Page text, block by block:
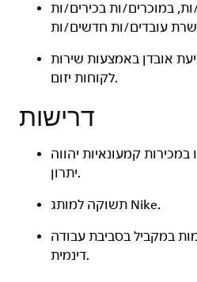
במוכרים/ות בכירים/ות
אובדן באמצעות שירות
לקוחות יזום.
דרישות
במכירות קמעונאיות יהווה
יתרון.
תשוקה למותג Nike.
במקביל בסביבת עבודה
דינמית.